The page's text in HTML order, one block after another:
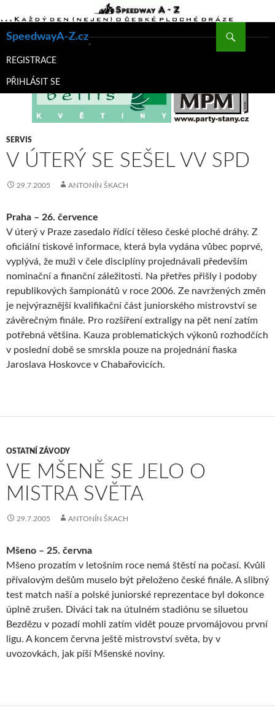
SpeedwayA-Z.cz
K
WEBU
REGISTRACE
PŘIHLÁSIT SE
SERVIS
V ÚTERÝ SE SEŠEL VV SPD
29.7.2005 ANTONÍN ŠKACH
Praha – 26. července
V úterý v Praze zasedalo řídící těleso české ploché dráhy. Z
oficiální tiskové informace, která byla vydána vůbec poprvé,
vyplývá, že muži v čele disciplíny projednávali především
nominační a finanční záležitosti. Na přetřes přišly i podoby
republikových šampionátů v roce 2006. Ze navržených změn
je nejvýraznější kvalifikační část juniorského mistrovství se
závěrečným finále. Pro rozšíření extraligy na pět není zatím
potřebná většina. Kauza problematických výkonů rozhodčích
v poslední době se smrskla pouze na projednání fiaska
Jaroslava Hoskovce v Chabařovicích.
OSTATNÍ ZÁVODY
VE MŠENĚ SE JELO O
MISTRA SVĚTA
29.7.2005 ANTONÍN ŠKACH
Mšeno – 25. června
Mšeno prozatím v letošním roce nemá štěstí na počasí. Kvůli
přívalovým dešům muselo být přeloženo české finále. A slibný
test match naší a polské juniorské reprezentace byl dokonce
úplně zrušen. Diváci tak na útulném stadiónu se siluetou
Bezdězu v pozadí mohli zatím vidět pouze prvomájovou první
ligu. A koncem června ještě mistrovství světa, by v
uvozovkách, jak píší Mšenské noviny.